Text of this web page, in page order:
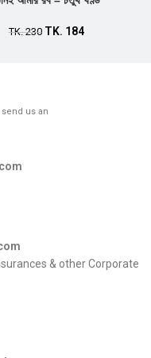
TK.230 TK. 184
send us an
& other Corporate